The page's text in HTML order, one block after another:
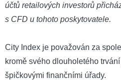
účtů retailových investorů
s CFD u tohoto poskytovatele.
City Index je považován za
kromě svého dlouholetého
špičkovými finančními úřady.